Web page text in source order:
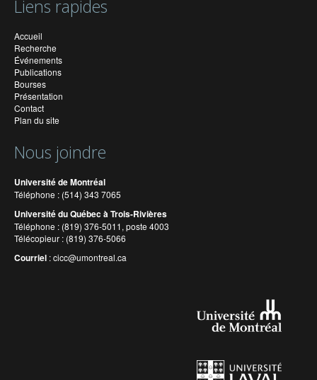
Liens rapides
Accueil
Recherche
Événements
Publications
Bourses
Présentation
Contact
Plan du site
Nous joindre
Université de Montréal
Téléphone : (514) 343 7065
Université du Québec à Trois-Rivières
Téléphone : (819) 376-5011, poste 4003
Télécopieur : (819) 376-5066
Courriel :cicc@umontreal.ca